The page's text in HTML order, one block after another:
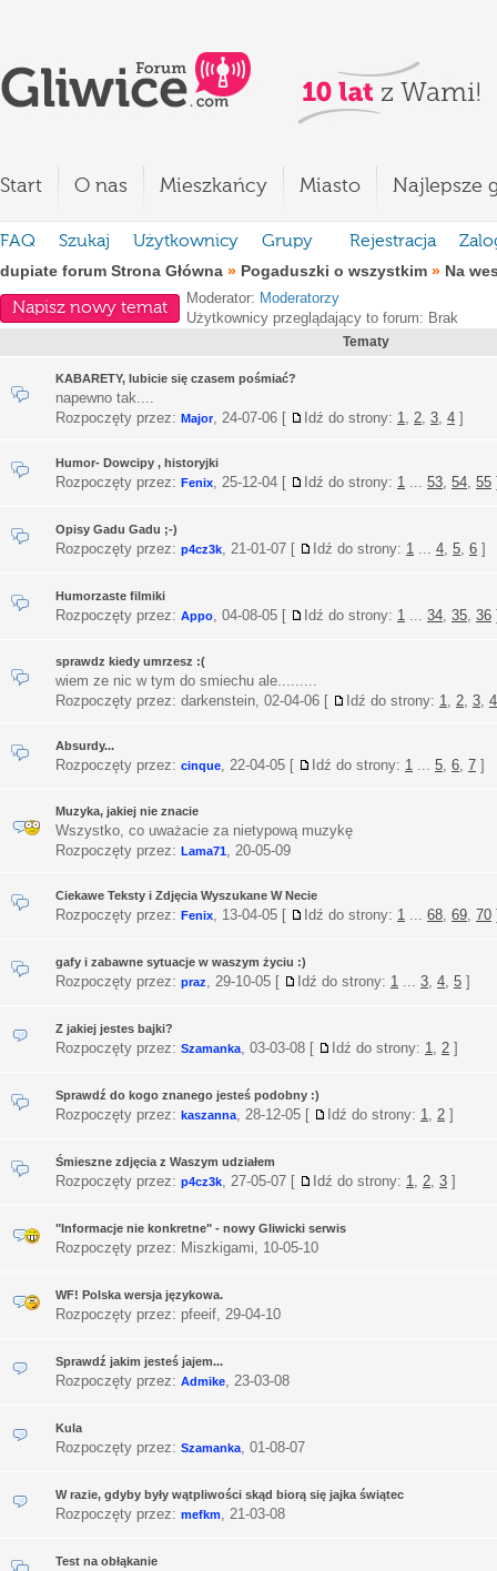
Start O nas Mieszkańcy Miasto Najlepsze
FAQ Szukaj Użytkownicy Grupy Rejestracja
dupiate forum Strona Główna » Pogaduszki o wszystkim » Na
Napisz nowy temat
Moderator: Moderatorzy
Użytkownicy przeglądający to forum: Brak
Tematy
KABARETY, lubicie się czasem pośmiać?
napewno tak....
Rozpoczęty przez: Major, 24-07-06 [ Idź do strony: 1, 2, 3, 4 ]
Humor- Dowcipy , historyjki
Rozpoczęty przez: Fenix, 25-12-04 [ Idź do strony: 1 ... 53, 54, 55
Opisy Gadu Gadu ;-)
Rozpoczęty przez: p4cz3k, 21-01-07 [ Idź do strony: 1 ... 4, 5, 6 ]
Humorzaste filmiki
Rozpoczęty przez: Appo, 04-08-05 [ Idź do strony: 1 ... 34, 35, 36
sprawdz kiedy umrzesz :(
wiem ze nic w tym do smiechu ale.........
Rozpoczęty przez: darkenstein, 02-04-06 [ Idź do strony: 1, 2, 3, 4
Absurdy...
Rozpoczęty przez: cinque, 22-04-05 [ Idź do strony: 1 ... 5, 6, 7 ]
Muzyka, jakiej nie znacie
Wszystko, co uważacie za nietypową muzykę
Rozpoczęty przez: Lama71, 20-05-09
Ciekawe Teksty i Zdjęcia Wyszukane W Necie
Rozpoczęty przez: Fenix, 13-04-05 [ Idź do strony: 1 ... 68, 69, 70
gafy i zabawne sytuacje w waszym życiu :)
Rozpoczęty przez: praz, 29-10-05 [ Idź do strony: 1 ... 3, 4, 5 ]
Z jakiej jestes bajki?
Rozpoczęty przez: Szamanka, 03-03-08 [ Idź do strony: 1, 2 ]
Sprawdź do kogo znanego jesteś podobny :)
Rozpoczęty przez: kaszanna, 28-12-05 [ Idź do strony: 1, 2 ]
Śmieszne zdjęcia z Waszym udziałem
Rozpoczęty przez: p4cz3k, 27-05-07 [ Idź do strony: 1, 2, 3 ]
"Informacje nie konkretne" - nowy Gliwicki serwis
Rozpoczęty przez: Miszkigami, 10-05-10
WF! Polska wersja językowa.
Rozpoczęty przez: pfeeif, 29-04-10
Sprawdź jakim jesteś jajem...
Rozpoczęty przez: Admike, 23-03-08
Kula
Rozpoczęty przez: Szamanka, 01-08-07
W razie, gdyby były wątpliwości skąd biorą się jajka świątec
Rozpoczęty przez: mefkm, 21-03-08
Test na obłąkanie